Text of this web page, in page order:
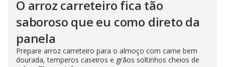
O arroz carreteiro fica tão
saboroso que eu como direto da
panela
Prepare arroz carreteiro para o almoço com carne bem
dourada, temperos caseiros e grãos soltinhos cheios de